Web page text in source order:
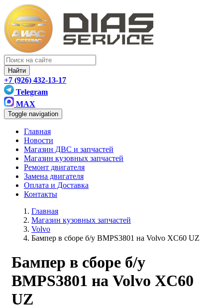
Найти
+7 (926) 432-13-17
Telegram
MAX
Toggle navigation
Главная
Новости
Магазин ДВС и запчастей
Магазин кузовных запчастей
Ремонт двигателя
Замена двигателя
Оплата и Доставка
Контакты
Главная
Магазин кузовных запчастей
Volvo
Бампер в сборе б/у BMPS3801 на Volvo XC60 UZ
Бампер в сборе б/у
BMPS3801 на Volvo XC60
UZ